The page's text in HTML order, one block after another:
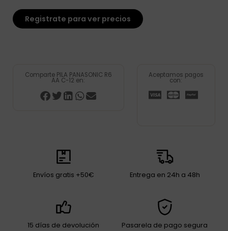
Registrate para ver precios
Comparte PILA PANASONIC R6
AA C-12 en:
Aceptamos pagos
con:
Envíos gratis +50€ Entrega en 24h a 48h
15 días de devolución Pasarela de pago segura